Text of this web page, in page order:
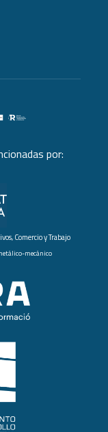
por:
Comercio y Trabajo
mecánico